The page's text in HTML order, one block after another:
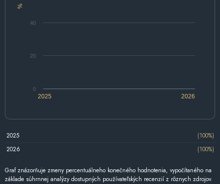
%
2025 2026
0
20
40
2025
(100%)
2026
(100%)
Graf znázorňuje zmeny percentuálneho konečného hodnotenia, vypočítaného na
základe súhrnnej analýzy dostupných používateľských recenzií z rôznych zdrojov.